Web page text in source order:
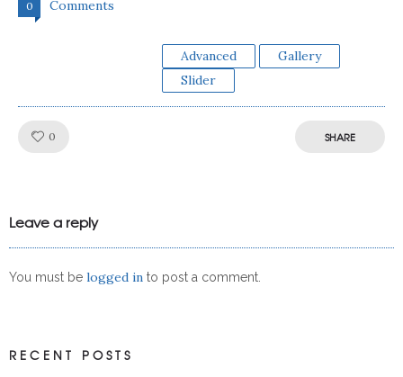
0 Comments
Advanced
Gallery
Slider
0 SHARE
Leave a reply
You must be logged in to post a comment.
RECENT POSTS